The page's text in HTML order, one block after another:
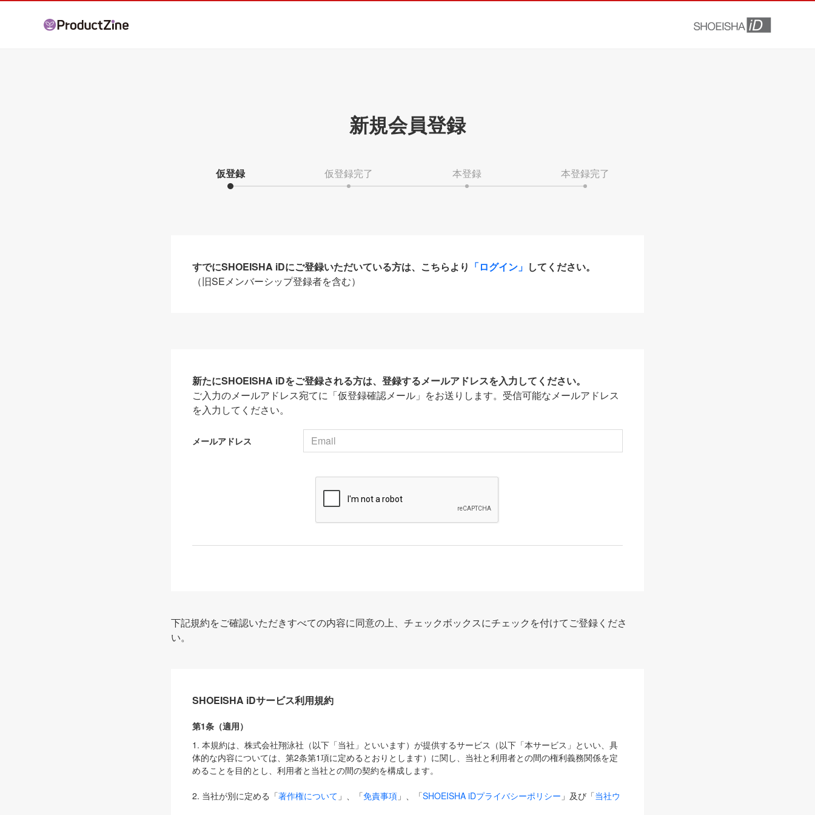
新規会員登録
仮登録 仮登録完了 本登録 本登録完了
すでにSHOEISHA iDにご登録いただいている方は、こちらより 「ログイン」 してください。
（旧SEメンバーシップ登録者を含む）
新たにSHOEISHA iDをご登録される方は、登録するメールアドレスを入力してください。
ご入力のメールアドレス宛てに「仮登録確認メール」をお送りします。受信可能なメールアドレス
を入力してください。
メールアドレス
下記規約をご確認いただきすべての内容に同意の上、チェックボックスにチェックを付けてご登録くださ
い。
SHOEISHA iDサービス利用規約
第1条（適用）
1. 本規約は、株式会社翔泳社（以下「当社」といいます）が提供するサービス（以下「本サービス」といい、具
体的な内容については、第2条第1項に定めるとおりとします）に関し、当社と利用者との間の権利義務関係を定
めることを目的とし、利用者と当社との間の契約を構成します。
2. 当社が別に定める「著作権について 」、「免責事項 」、「SHOEISHA iDプライバシーポリシー 」及び「当社ウ